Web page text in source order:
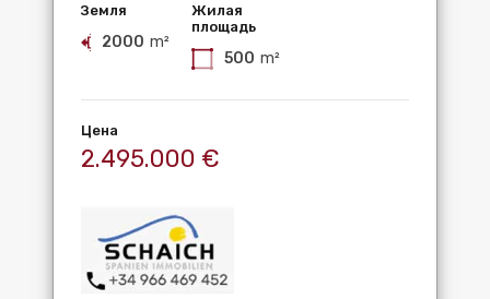
Земля
2000 m²
Жилая
площадь
500 m²
Цена
2.495.000 €